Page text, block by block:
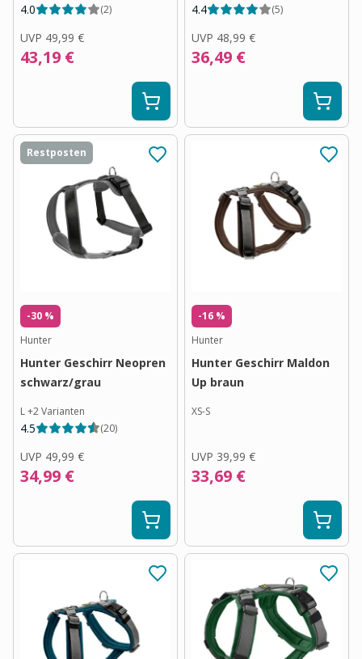
4.0 (2)
UVP 49,99 €
43,19 €
4.4 (5)
UVP 48,99 €
36,49 €
Restposten
-30 %
Hunter
Hunter Geschirr Neopren
schwarz/grau
L+2Varianten
4.5 (20)
UVP 49,99 €
34,99 €
-16 %
Hunter
Hunter Geschirr Maldon
Up braun
XS-S
UVP 39,99 €
33,69 €